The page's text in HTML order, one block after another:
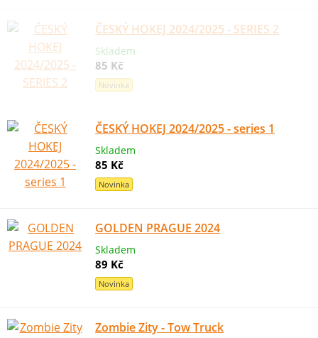
ČESKÝ HOKEJ 2024/2025 - SERIES 2
Skladem
85 Kč
Novinka
ČESKÝ HOKEJ 2024/2025 - series 1
Skladem
85 Kč
Novinka
GOLDEN PRAGUE 2024
Skladem
89 Kč
Novinka
Zombie Zity - Tow Truck